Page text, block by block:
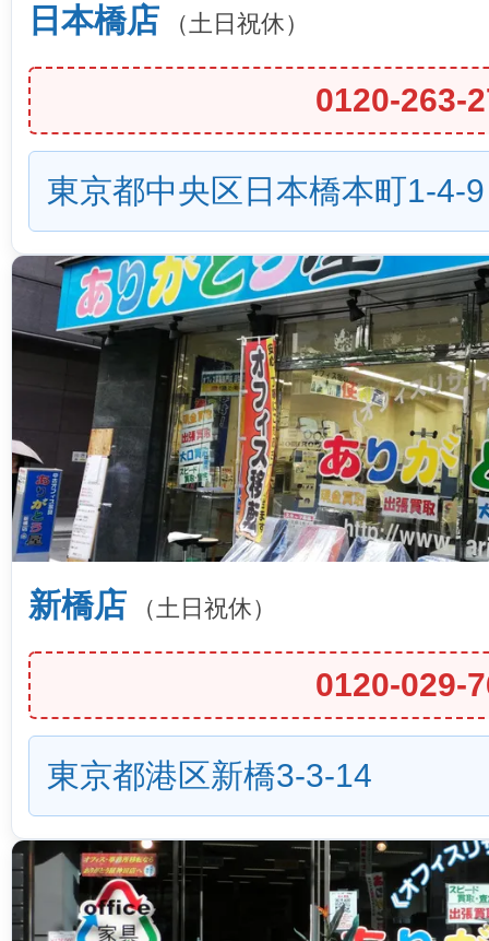
日本橋店 （土日祝休）
0120-263-
東京都中央区日本橋本町1-4-9
新橋店 （土日祝休）
0120-029-
東京都港区新橋3-3-14